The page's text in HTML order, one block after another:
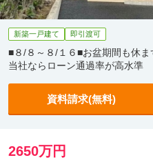
新築一戸建て 即引渡可
■８/８～８/１６■お盆期間も休ま
当社ならローン通過率が高水準
資料請求(無料)
2650万円